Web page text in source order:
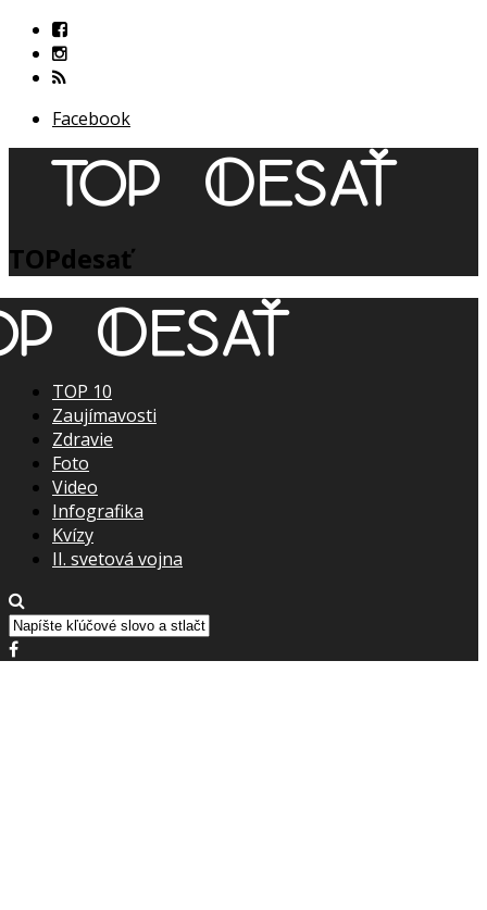
Facebook
TOPdesať
TOP 10
Zaujímavosti
Zdravie
Foto
Video
Infografika
Kvízy
II. svetová vojna